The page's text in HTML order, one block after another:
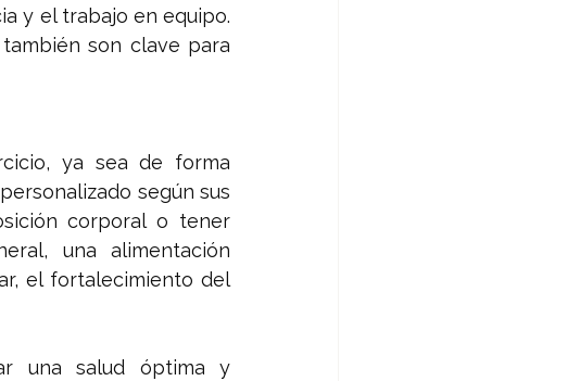
y el trabajo en equipo.
son clave para
ya sea de forma
según sus
corporal o tener
una alimentación
el fortalecimiento del
una salud óptima y